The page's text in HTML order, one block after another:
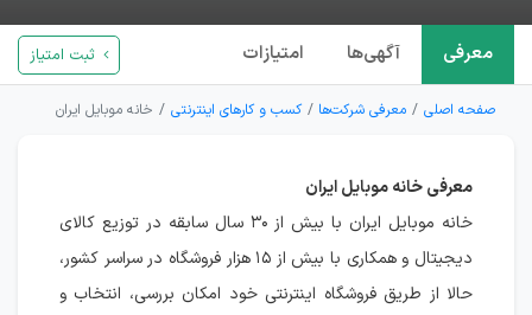
معرفی آگهی‌ها امتیازات ثبت امتیاز
صفحه اصلی معرفی شرکت‌ها کسب و کارهای اینترنتی خانه موبایل ایران
معرفی خانه موبایل ایران
خانه موبایل ایران با بیش از ۳۰ سال سابقه در توزیع کالای
دیجیتال و همکاری با بیش از ۱۵ هزار فروشگاه در سراسر کشور،
حالا از طریق فروشگاه اینترنتی خود امکان بررسی، انتخاب و